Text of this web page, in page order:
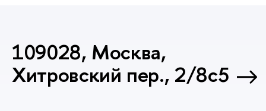
109028, Москва,
Хитровский пер., 2/8с5